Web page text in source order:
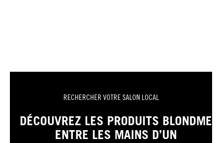
RECHERCHER VOTRE SALON LOCAL
DÉCOUVREZ LES PRODUITS BLONDME
ENTRE LES MAINS D’UN